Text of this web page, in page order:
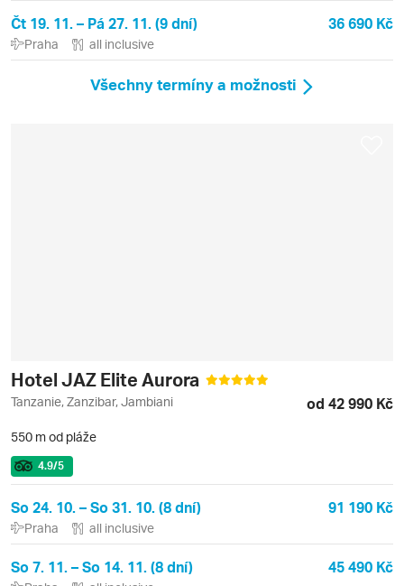
Čt 19. 11. – Pá 27. 11. (9 dní) 36 690 Kč
Praha all inclusive
Všechny termíny a možnosti
Hotel JAZ Elite Aurora
Tanzanie, Zanzibar, Jambiani od 42 990 Kč
550 m od pláže
4.9/5
So 24. 10. – So 31. 10. (8 dní) 91 190 Kč
Praha all inclusive
So 7. 11. – So 14. 11. (8 dní) 45 490 Kč